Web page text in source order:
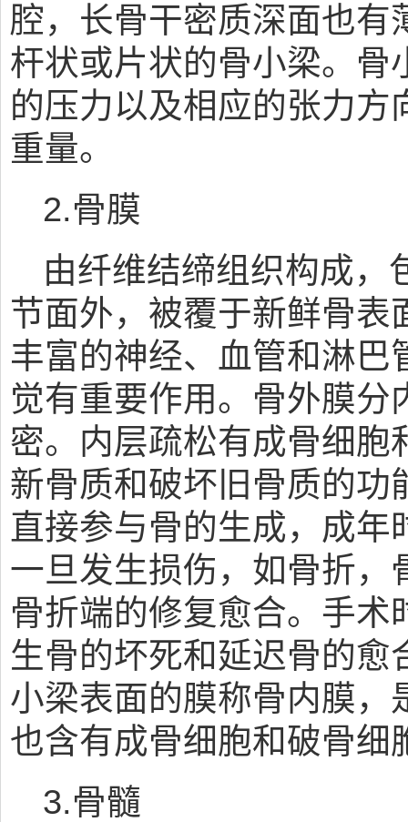
腔，长骨干密质深面也有
杆状或片状的骨小梁。骨
的压力以及相应的张力
重量。
2.骨膜
由纤维结缔组织构成，
节面外，被覆于新鲜骨表
丰富的神经、血管和淋巴
觉有重要作用。骨外膜
密。内层疏松有成骨细胞
新骨质和破坏旧骨质的功
直接参与骨的生成，成年
一旦发生损伤，如骨折，
骨折端的修复愈合。手
生骨的坏死和延迟骨的愈
小梁表面的膜称骨内膜，
也含有成骨细胞和破骨细
3.骨髓